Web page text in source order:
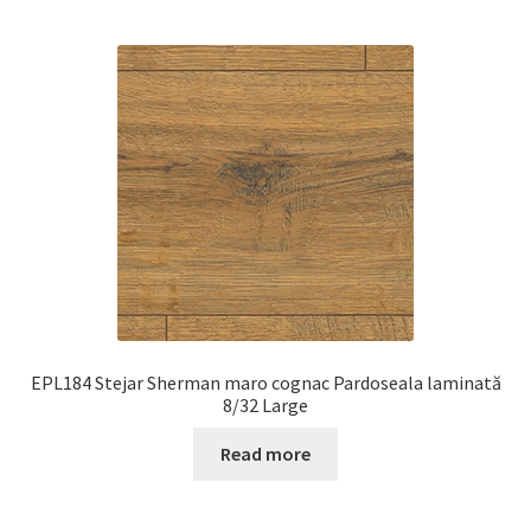
EPL184 Stejar Sherman maro cognac Pardoseala laminată
8/32 Large
Read more